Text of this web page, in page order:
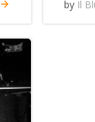
by Il